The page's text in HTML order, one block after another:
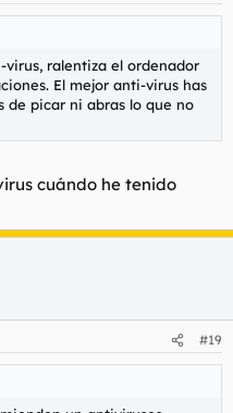
ralentiza el ordenador
El mejor anti-virus has
de picar ni abras lo que no
cuándo he tenido
#19